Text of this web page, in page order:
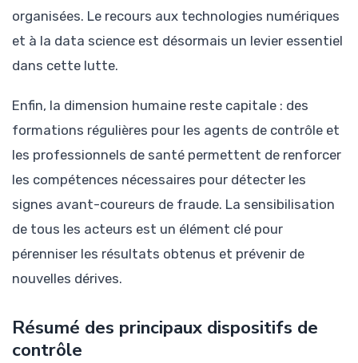
organisées. Le recours aux technologies numériques
et à la data science est désormais un levier essentiel
dans cette lutte.
Enfin, la dimension humaine reste capitale : des
formations régulières pour les agents de contrôle et
les professionnels de santé permettent de renforcer
les compétences nécessaires pour détecter les
signes avant-coureurs de fraude. La sensibilisation
de tous les acteurs est un élément clé pour
pérenniser les résultats obtenus et prévenir de
nouvelles dérives.
Résumé des principaux dispositifs de
contrôle